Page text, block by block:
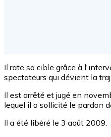
Il rate sa cible grâce à
spectateurs qui dévient la
Il est arrêté et jugé en
lequel il a sollicité le pardon
Il a été libéré le 3 août 2009.